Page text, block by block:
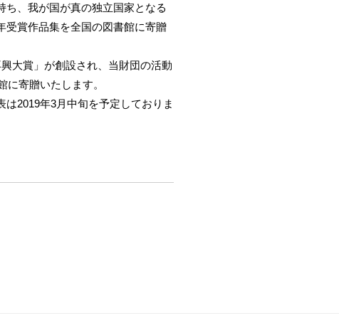
、我が国が真の独立国家となる
受賞作品集を全国の図書館に寄贈
大賞」が創設され、当財団の活動
寄贈いたします。
2019年3月中旬を予定しておりま